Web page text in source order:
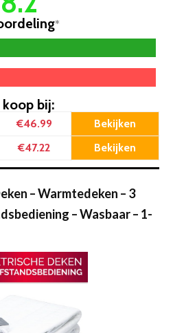
*
koop bij:
€46.99 Bekijken
€47.22 Bekijken
– Warmtedeken – 3
– Wasbaar – 1-